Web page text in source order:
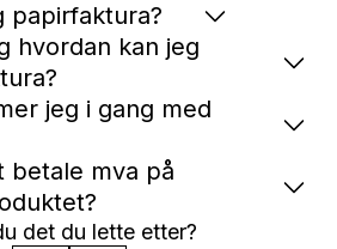
papirfaktura?
hvordan kan jeg
jeg i gang med
betale mva på
det du lette etter?